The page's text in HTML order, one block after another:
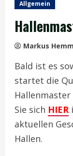
Allgemein
Markus
Bald ist es
startet die
Sie sich HIER
aktuellen
Hallen.